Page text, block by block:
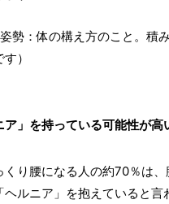
姿勢：体の構え方のこと。積
）
ア」を持っている可能性が高
くり腰になる人の約70％は
ヘルニア」を抱えていると言